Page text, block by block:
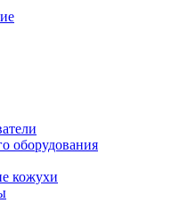
оборудования
кожухи